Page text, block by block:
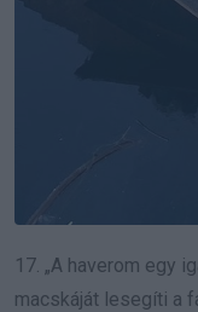
17. „A haverom egy
macskáját lesegíti a